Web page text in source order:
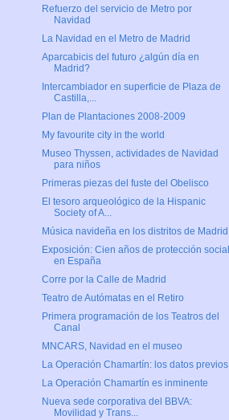
Refuerzo del servicio de Metro por
Navidad
La Navidad en el Metro de Madrid
Aparcabicis del futuro ¿algún día en
Madrid?
Intercambiador en superficie de Plaza de
Castilla,...
Plan de Plantaciones 2008-2009
My favourite city in the world
Museo Thyssen, actividades de Navidad
para niños
Primeras piezas del fuste del Obelisco
El tesoro arqueológico de la Hispanic
Society of A...
Música navideña en los distritos de Madrid
Exposición: Cien años de protección social
en España
Corre por la Calle de Madrid
Teatro de Autómatas en el Retiro
Primera programación de los Teatros del
Canal
MNCARS, Navidad en el museo
La Operación Chamartín: los datos previos
La Operación Chamartín es inminente
Nueva sede corporativa del BBVA:
Movilidad y Trans...